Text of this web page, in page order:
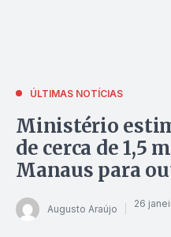
ÚLTIMAS NOTÍCIAS
Ministério
de cerca de 1,5
Manaus para
Augusto Araújo 26